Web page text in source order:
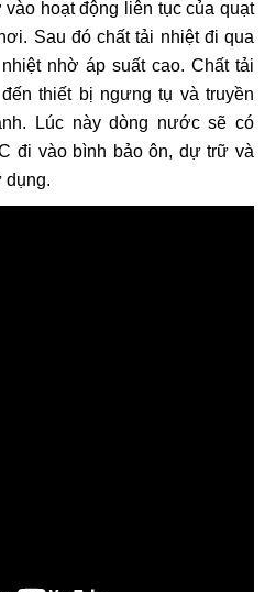
hoạt động liên tục của quạt
Sau đó chất tải nhiệt đi qua
nhờ áp suất cao. Chất tải
thiết bị ngưng tụ và truyền
Lúc này dòng nước sẽ có
đi vào bình bảo ôn, dự trữ và
dụng.